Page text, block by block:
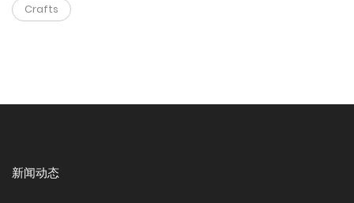
Crafts
新闻动态